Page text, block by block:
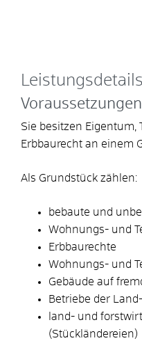
Leistungsdetails
Voraussetzungen
Sie besitzen Eigentum,
Erbbaurecht an einem
Als Grundstück zählen:
bebaute und
Wohnungs- und
Erbbaurechte
Wohnungs- und
Gebäude auf
Betriebe der
land- und
(Stückländereien)